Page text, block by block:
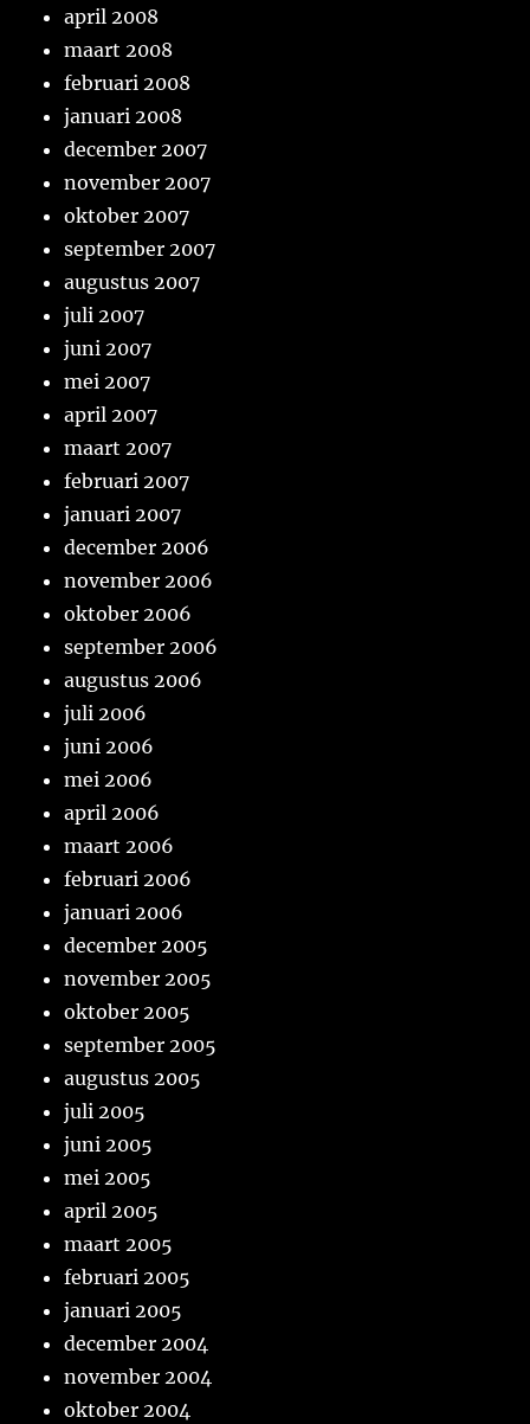
april 2008
maart 2008
februari 2008
januari 2008
december 2007
november 2007
oktober 2007
september 2007
augustus 2007
juli 2007
juni 2007
mei 2007
april 2007
maart 2007
februari 2007
januari 2007
december 2006
november 2006
oktober 2006
september 2006
augustus 2006
juli 2006
juni 2006
mei 2006
april 2006
maart 2006
februari 2006
januari 2006
december 2005
november 2005
oktober 2005
september 2005
augustus 2005
juli 2005
juni 2005
mei 2005
april 2005
maart 2005
februari 2005
januari 2005
december 2004
november 2004
oktober 2004